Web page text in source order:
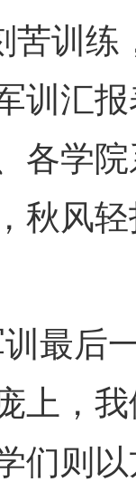
苦训练
训汇
各学
秋风
训最后
上，
们则